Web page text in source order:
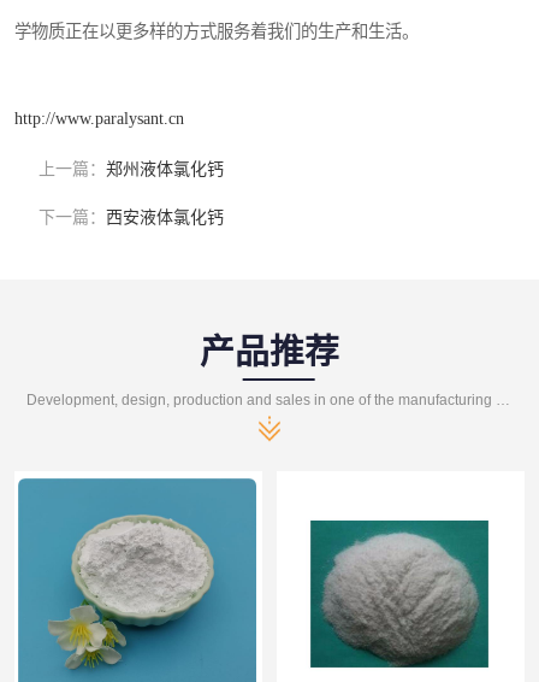
学物质正在以更多样的方式服务着我们的生产和生活。
http://www.paralysant.cn
上一篇： 郑州液体氯化钙
下一篇： 西安液体氯化钙
产品推荐
Development, design, production and sales in one of the manufacturing enterprises